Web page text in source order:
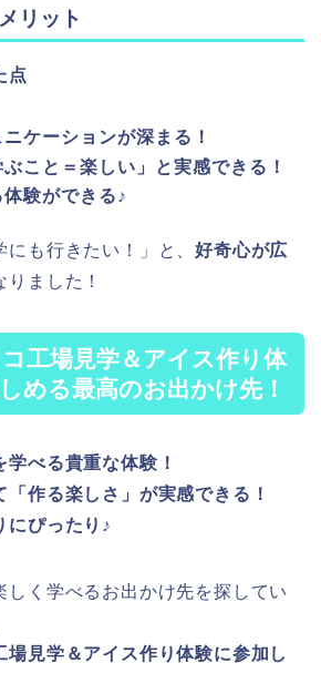
リット
点
ケーションが深まる！
こと＝楽しい」と実感できる！
験ができる♪
にも行きたい！」と、好奇心が広
りました！
工場見学＆アイス作り体
める最高のお出かけ先！
べる貴重な体験！
「作る楽しさ」が実感できる！
にぴったり♪
しく学べるお出かけ先を探してい
場見学＆アイス作り体験に参加し